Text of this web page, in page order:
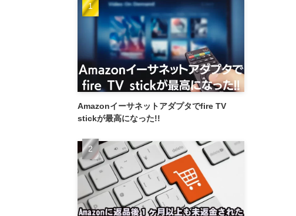
Amazonイーサネットアダプタでfire TV
stickが最高になった!!